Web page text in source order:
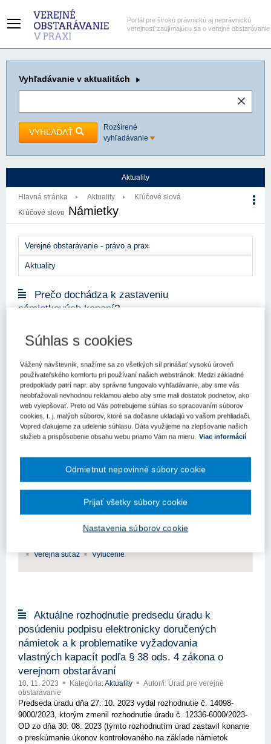
Portál pre širokú právnickú aj neprávnickú
verejnosť zaujímajúcu sa o verejné obstarávanie
Vyhľadávanie v aktualitách
VYHĽADAŤ
Rozšírené
vyhľadávanie
Aktuality
Hlavná stránka Aktuality
Kľúčové slová
Kľúčové slovo Námietky
Verejné obstarávanie - právo a prax
Aktuality
Prečo dochádza k zastaveniu
námietkových konaní?
Námietky
Týždenný prehľad aktivít ÚVO – 47.
týždeň
Týždenný prehľad Úradu pre verejné obstarávanie za 47. týždeň
prináša kľúčové rozhodnutia, medzi nimi zmenu rozhodnutia
súťaže, a rozhodnutie Rady úradu o zastavení konania o odvol...
Verejná súťaž
Vylúčenie
Aktuálne rozhodnutie predsedu úradu k
posúdeniu podpisu elektronicky doručených
námietok a k problematike vyžadovania
vlastných kapacít podľa § 38 ods. 4 zákona o
verejnom obstarávaní
10. 11. 2023 Kategória:Aktuality
Autor/i: Úrad pre verejné
obstarávanie
Predseda úradu dňa 27. 10. 2023 vydal rozhodnutie č. 14098-
9000/2023, ktorým zmenil rozhodnutie úradu č. 12336-6000/2023-
OD zo dňa 30. 08. 2023 (týmto rozhodnutím úrad zastavil konanie
o preskúmanie úkonov kontrolovaného na základe námietok
Súhlas s cookies
Vážený návštevník, snažíme sa zo všetkých síl prinášať vysokú úroveň
používateľského komfortu pri používaní našich webstránok. Medzi základné
predpoklady patrí napr. aby správne fungovalo vyhľadávanie, aby sme vás
neobťažovali nevhodnou reklamou alebo aby sme mali dostatok podnetov, ako
web vylepšovať. Preto od Vás potrebujeme súhlas so spracovaním súborov
cookies, t. j. malých súborov, ktoré sa dočasne ukladajú vo vašom prehliadači.
Vopred ďakujeme za udelenie súhlasu. Dáta využijeme na zlepšovanie našich
služieb a prispôsobenie obsahu webu priamo Vám na mieru. Viac informácií
Nastavenia súborov cookie
Odmietnut nepovinné súbory cookie
Prijať všetky súbory cookie